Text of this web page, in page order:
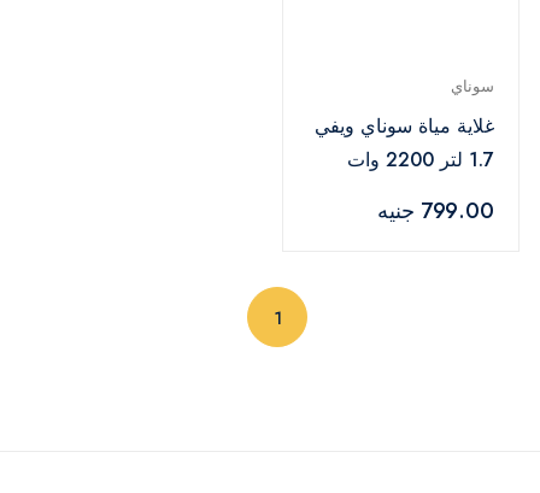
سوناي
غلاية مياة سوناي ويفي
1.7 لتر 2200 وات
799.00 جنيه
1